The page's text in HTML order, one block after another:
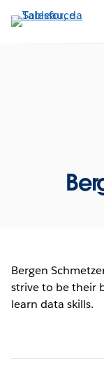
Passa
Bergen
strive to be their
learn data skills.